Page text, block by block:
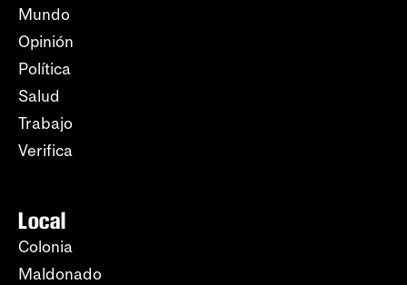
Mundo
Opinión
Política
Salud
Trabajo
Verifica
Local
Colonia
Maldonado